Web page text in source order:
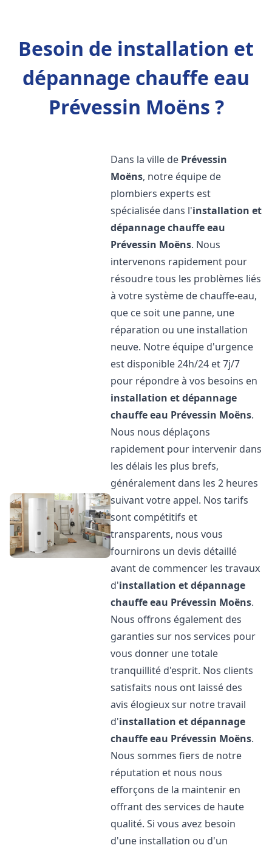
Besoin de installation et
dépannage chauffe eau
Prévessin Moëns ?
Dans la ville de Prévessin
Moëns, notre équipe de
plombiers experts est
spécialisée dans l'installation et
dépannage chauffe eau
Prévessin Moëns. Nous
intervenons rapidement pour
résoudre tous les problèmes liés
à votre système de chauffe-eau,
que ce soit une panne, une
réparation ou une installation
neuve. Notre équipe d'urgence
est disponible 24h/24 et 7j/7
pour répondre à vos besoins en
installation et dépannage
chauffe eau Prévessin Moëns.
Nous nous déplaçons
rapidement pour intervenir dans
les délais les plus brefs,
généralement dans les 2 heures
suivant votre appel. Nos tarifs
sont compétitifs et
transparents, nous vous
fournirons un devis détaillé
avant de commencer les travaux
d'installation et dépannage
chauffe eau Prévessin Moëns.
Nous offrons également des
garanties sur nos services pour
vous donner une totale
tranquillité d'esprit. Nos clients
satisfaits nous ont laissé des
avis élogieux sur notre travail
d'installation et dépannage
chauffe eau Prévessin Moëns.
Nous sommes fiers de notre
réputation et nous nous
efforçons de la maintenir en
offrant des services de haute
qualité. Si vous avez besoin
d'une installation ou d'un